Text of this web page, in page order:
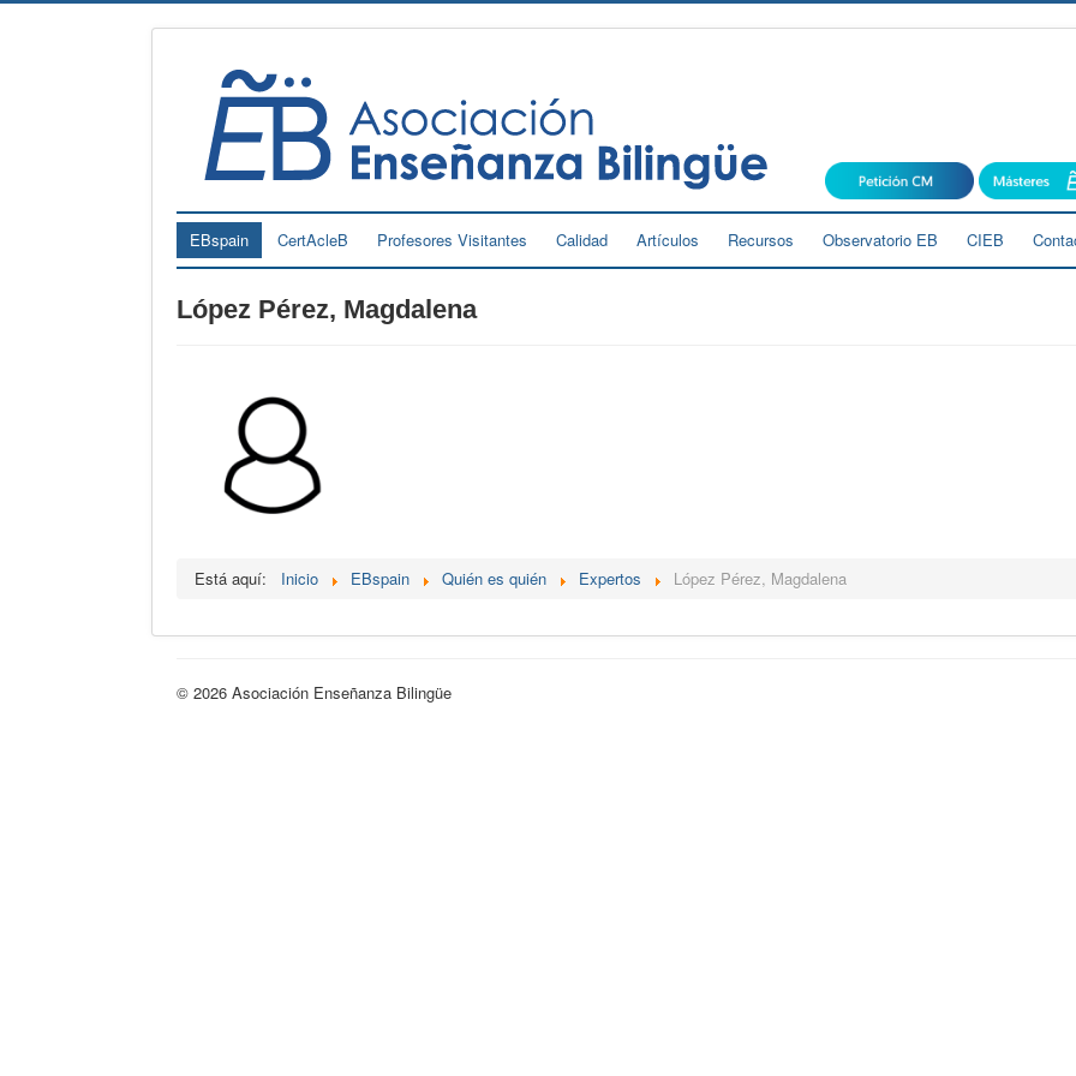
EBspain CertAcleB Profesores Visitantes Calidad Artículos Recursos Observatorio EB CIEB
López Pérez, Magdalena
Está aquí: Inicio EBspain Quién es quién Expertos López Pérez, Magdalena
© 2026 Asociación Enseñanza Bilingüe